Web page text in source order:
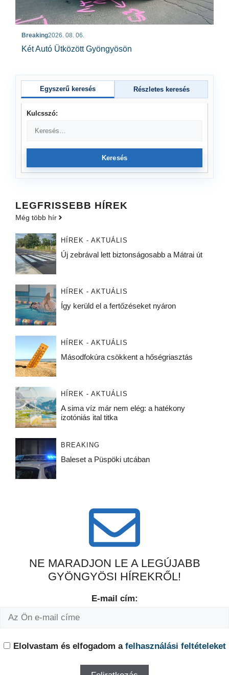
Breaking2026. 08. 06.
Két Autó Ütközött Gyöngyösön
Egyszerű keresés Részletes keresés
Kulcsszó:
Keresés
LEGFRISSEBB HÍREK
Még több hír
HÍREK - AKTUÁLIS
Új zebrával lett biztonságosabb a Mátrai út
HÍREK - AKTUÁLIS
Így kerüld el a fertőzéseket nyáron
HÍREK - AKTUÁLIS
Másodfokúra csökkent a hőségriasztás
HÍREK - AKTUÁLIS
A sima víz már nem elég: a hatékony
izotóniás ital titka
BREAKING
Baleset a Püspöki utcában
NE MARADJON LE A LEGÚJABB
GYÖNGYÖSI HÍREKRŐL!
E-mail cím:
Elolvastam és elfogadom a felhasználási feltételeket